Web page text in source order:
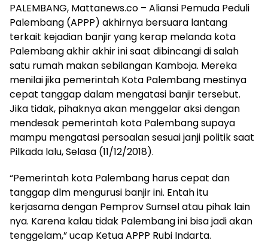
PALEMBANG, Mattanews.co – Aliansi Pemuda Peduli
Palembang (APPP) akhirnya bersuara lantang
terkait kejadian banjir yang kerap melanda kota
Palembang akhir akhir ini saat dibincangi di salah
satu rumah makan sebilangan Kamboja. Mereka
menilai jika pemerintah Kota Palembang mestinya
cepat tanggap dalam mengatasi banjir tersebut.
Jika tidak, pihaknya akan menggelar aksi dengan
mendesak pemerintah kota Palembang supaya
mampu mengatasi persoalan sesuai janji politik saat
Pilkada lalu, Selasa (11/12/2018).
“Pemerintah kota Palembang harus cepat dan
tanggap dlm mengurusi banjir ini. Entah itu
kerjasama dengan Pemprov Sumsel atau pihak lain
nya. Karena kalau tidak Palembang ini bisa jadi akan
tenggelam,” ucap Ketua APPP Rubi Indarta.